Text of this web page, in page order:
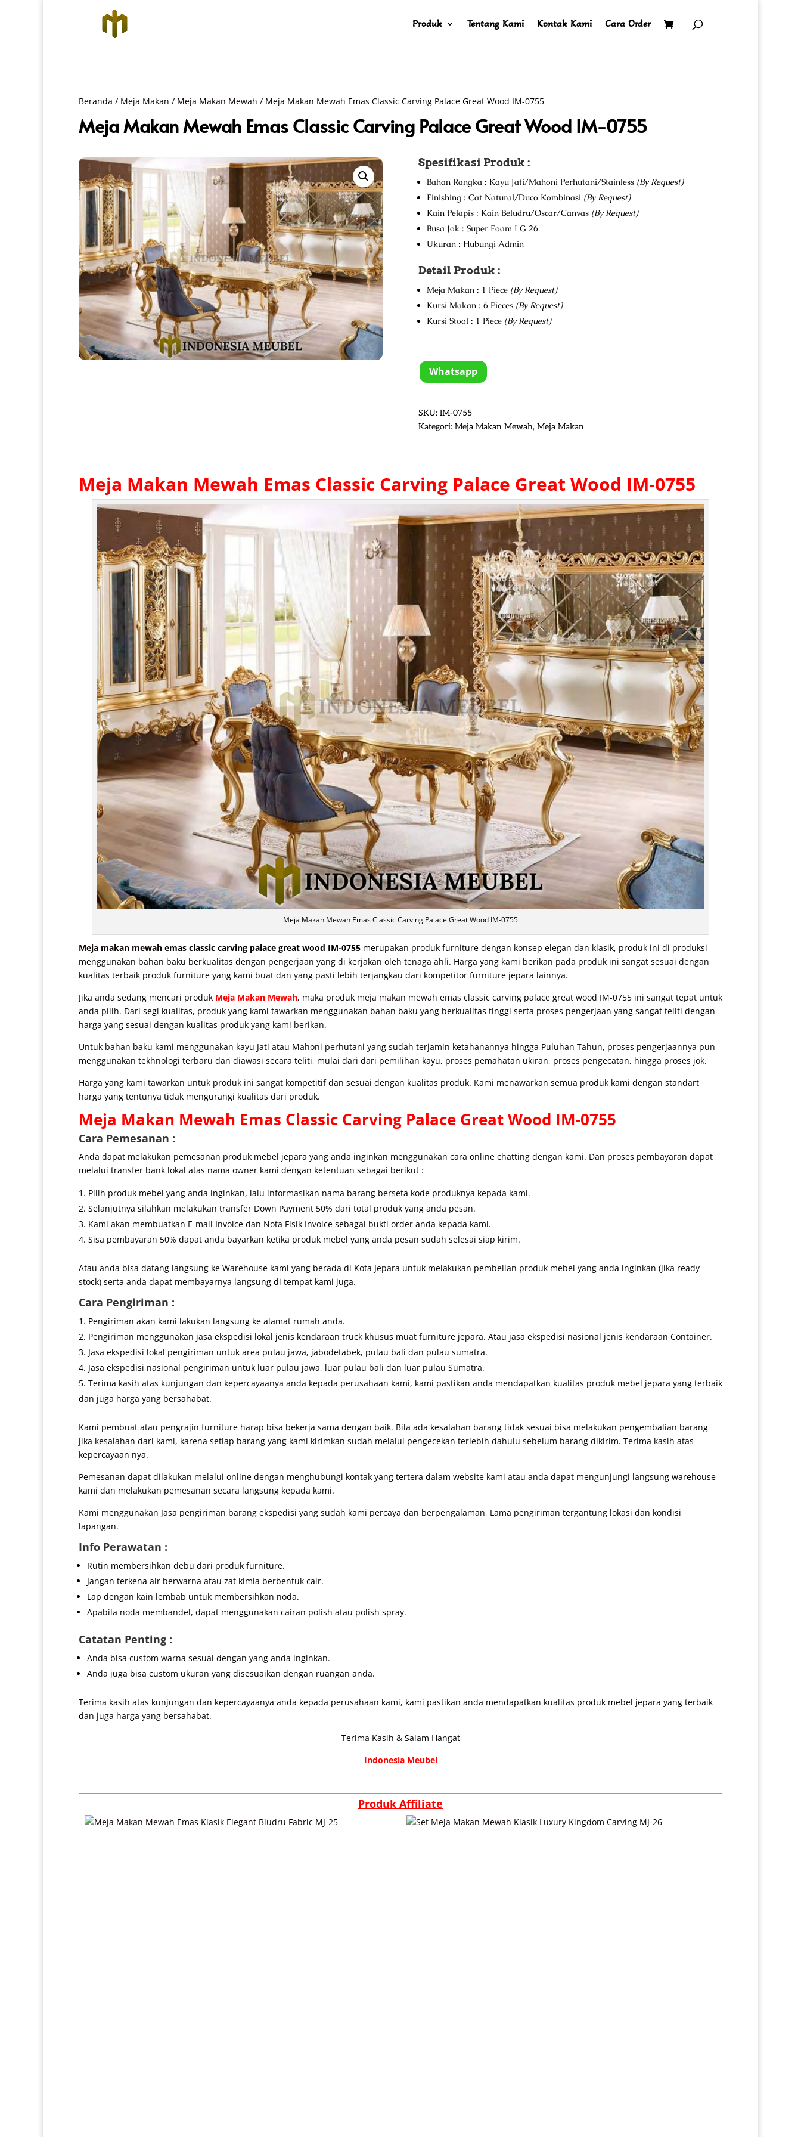
Produk Tentang Kami Kontak Kami Cara Order
Beranda / Meja Makan / Meja Makan Mewah / Meja Makan Mewah Emas Classic Carving Palace Great Wood IM-0755
Meja Makan Mewah Emas Classic Carving Palace Great Wood IM-0755
Spesifikasi Produk :
Bahan Rangka : Kayu Jati/Mahoni Perhutani/Stainless (By Request)
Finishing : Cat Natural/Duco Kombinasi (By Request)
Kain Pelapis : Kain Beludru/Oscar/Canvas (By Request)
Busa Jok : Super Foam LG 26
Ukuran : Hubungi Admin
Detail Produk :
Meja Makan : 1 Piece (By Request)
Kursi Makan : 6 Pieces (By Request)
Kursi Stool : 1 Piece(By Request)
Whatsapp
SKU: IM-0755
Kategori: Meja Makan Mewah, Meja Makan
Meja Makan Mewah Emas Classic Carving Palace Great Wood IM-0755
Meja Makan Mewah Emas Classic Carving Palace Great Wood IM-0755
Meja makan mewah emas classic carving palace great wood IM-0755 merupakan produk furniture dengan konsep elegan dan klasik, produk ini di produksi
menggunakan bahan baku berkualitas dengan pengerjaan yang di kerjakan oleh tenaga ahli. Harga yang kami berikan pada produk ini sangat sesuai dengan
kualitas terbaik produk furniture yang kami buat dan yang pasti lebih terjangkau dari kompetitor furniture jepara lainnya.
Jika anda sedang mencari produk Meja Makan Mewah, maka produk meja makan mewah emas classic carving palace great wood IM-0755 ini sangat tepat untuk
anda pilih. Dari segi kualitas, produk yang kami tawarkan menggunakan bahan baku yang berkualitas tinggi serta proses pengerjaan yang sangat teliti dengan
harga yang sesuai dengan kualitas produk yang kami berikan.
Untuk bahan baku kami menggunakan kayu Jati atau Mahoni perhutani yang sudah terjamin ketahanannya hingga Puluhan Tahun, proses pengerjaannya pun
menggunakan tekhnologi terbaru dan diawasi secara teliti, mulai dari dari pemilihan kayu, proses pemahatan ukiran, proses pengecatan, hingga proses jok.
Harga yang kami tawarkan untuk produk ini sangat kompetitif dan sesuai dengan kualitas produk. Kami menawarkan semua produk kami dengan standart
harga yang tentunya tidak mengurangi kualitas dari produk.
Meja Makan Mewah Emas Classic Carving Palace Great Wood IM-0755
Cara Pemesanan :
Anda dapat melakukan pemesanan produk mebel jepara yang anda inginkan menggunakan cara online chatting dengan kami. Dan proses pembayaran dapat
melalui transfer bank lokal atas nama owner kami dengan ketentuan sebagai berikut :
Pilih produk mebel yang anda inginkan, lalu informasikan nama barang berseta kode produknya kepada kami.
Selanjutnya silahkan melakukan transfer Down Payment 50% dari total produk yang anda pesan.
Kami akan membuatkan E-mail Invoice dan Nota Fisik Invoice sebagai bukti order anda kepada kami.
Sisa pembayaran 50% dapat anda bayarkan ketika produk mebel yang anda pesan sudah selesai siap kirim.
Atau anda bisa datang langsung ke Warehouse kami yang berada di Kota Jepara untuk melakukan pembelian produk mebel yang anda inginkan (jika ready
stock) serta anda dapat membayarnya langsung di tempat kami juga.
Cara Pengiriman :
Pengiriman akan kami lakukan langsung ke alamat rumah anda.
Pengiriman menggunakan jasa ekspedisi lokal jenis kendaraan truck khusus muat furniture jepara. Atau jasa ekspedisi nasional jenis kendaraan Container.
Jasa ekspedisi lokal pengiriman untuk area pulau jawa, jabodetabek, pulau bali dan pulau sumatra.
Jasa ekspedisi nasional pengiriman untuk luar pulau jawa, luar pulau bali dan luar pulau Sumatra.
Terima kasih atas kunjungan dan kepercayaanya anda kepada perusahaan kami, kami pastikan anda mendapatkan kualitas produk mebel jepara yang terbaik
dan juga harga yang bersahabat.
Kami pembuat atau pengrajin furniture harap bisa bekerja sama dengan baik. Bila ada kesalahan barang tidak sesuai bisa melakukan pengembalian barang
jika kesalahan dari kami, karena setiap barang yang kami kirimkan sudah melalui pengecekan terlebih dahulu sebelum barang dikirim. Terima kasih atas
kepercayaan nya.
Pemesanan dapat dilakukan melalui online dengan menghubungi kontak yang tertera dalam website kami atau anda dapat mengunjungi langsung warehouse
kami dan melakukan pemesanan secara langsung kepada kami.
Kami menggunakan Jasa pengiriman barang ekspedisi yang sudah kami percaya dan berpengalaman, Lama pengiriman tergantung lokasi dan kondisi
lapangan.
Info Perawatan :
Rutin membersihkan debu dari produk furniture.
Jangan terkena air berwarna atau zat kimia berbentuk cair.
Lap dengan kain lembab untuk membersihkan noda.
Apabila noda membandel, dapat menggunakan cairan polish atau polish spray.
Catatan Penting :
Anda bisa custom warna sesuai dengan yang anda inginkan.
Anda juga bisa custom ukuran yang disesuaikan dengan ruangan anda.
Terima kasih atas kunjungan dan kepercayaanya anda kepada perusahaan kami, kami pastikan anda mendapatkan kualitas produk mebel jepara yang terbaik
dan juga harga yang bersahabat.
Terima Kasih & Salam Hangat
Indonesia Meubel
Produk Affiliate